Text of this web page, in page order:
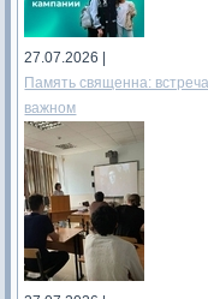
27.07.2026 |
Память священна:
важном